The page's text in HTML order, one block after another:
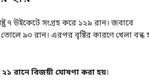
৭ উইকেটে সংগ্রহ করে ১২৯ রান। জবাবে
৯০ রান। এরপর বৃষ্টির কারণে খেলা বন্ধ
২১ রানে বিজয়ী ঘোষণা করা হয়।